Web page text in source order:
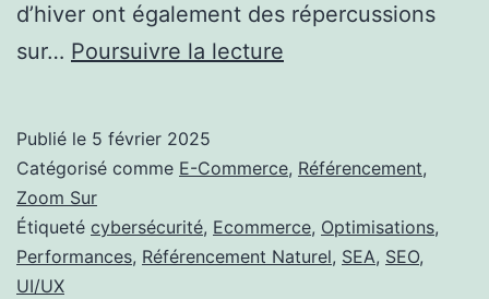
d’hiver ont également des répercussions
sur… Poursuivre la lecture
Soldes
sur
l’Industrie
Publié le 5 février 2025
Catégorisé comme E-Commerce, Référencement,
Zoom Sur
Étiqueté cybersécurité, Ecommerce, Optimisations,
Performances, Référencement Naturel, SEA, SEO,
UI/UX